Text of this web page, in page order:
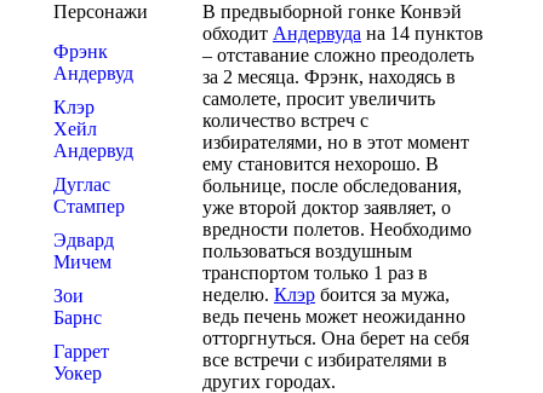
В предвыборной гонке Конвэй
обходит Андервуда на 14 пунктов
– отставание сложно преодолеть
за 2 месяца. Фрэнк, находясь в
самолете, просит увеличить
количество встреч с
избирателями, но в этот момент
ему становится нехорошо. В
больнице, после обследования,
уже второй доктор заявляет, о
вредности полетов. Необходимо
пользоваться воздушным
транспортом только 1 раз в
неделю. Клэр боится за мужа,
ведь печень может неожиданно
отторгнуться. Она берет на себя
все встречи с избирателями в
других городах.
Персонажи
Фрэнк
Андервуд
Клэр
Хейл
Андервуд
Дуглас
Стампер
Эдвард
Мичем
Зои
Барнс
Гаррет
Уокер